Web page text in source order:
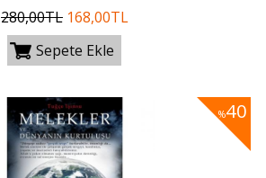
280,00TL 168,00TL
Sepete Ekle
%40